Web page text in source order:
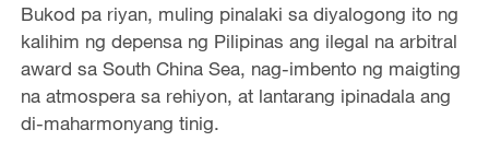
Bukod pa riyan, muling pinalaki sa diyalogong ito ng
kalihim ng depensa ng Pilipinas ang ilegal na arbitral
award sa South China Sea, nag-imbento ng maigting
na atmospera sa rehiyon, at lantarang ipinadala ang
di-maharmonyang tinig.